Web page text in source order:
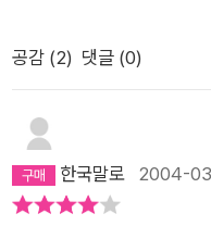
조르바의 딸(아마도 시베
카잔차키스 무덤을 방문했
써 육십을 넘은 노인이라
가 다만 인생이 무상함을
자, 즉, 카잔차키스가 언
이 아니었을 듯 싶다.기억
각했던 것 같다. 그로부터
던가 등장인물 중 한 사람
두 혁명성과 더불어 인간
었던 것 같다. 게바라를 만
그에 맞장구 칩니다. 누가
넘겨야 알겠지만, 우리내
고 '부처'라는 시대에 찾을
도 불경을 해독하고 있지만
말에 자꾸만 귀기울여지는
공감 (2) 댓글 (0)
한국말로 2004-